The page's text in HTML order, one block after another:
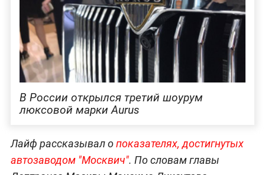
В России открылся третий шоурум
люксовой марки Aurus
Лайф рассказывал опоказателях, достигнутых
автозаводом "Москвич". По словам главы